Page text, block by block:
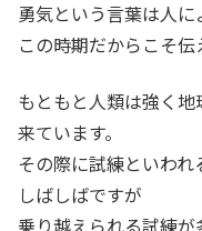
勇気という言葉は人
この時期だからこそ伝
もともと人類は強く
来ています。
その際に試練といわ
しばしばですが
乗り越えられる試練が